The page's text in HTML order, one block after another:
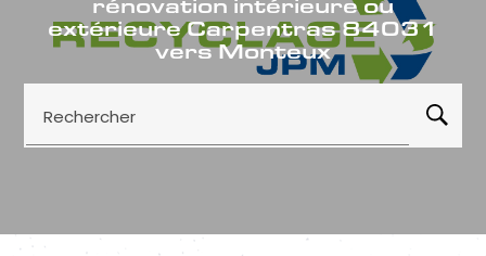
extérieure Carpentras 84031
vers Monteux
Rechercher